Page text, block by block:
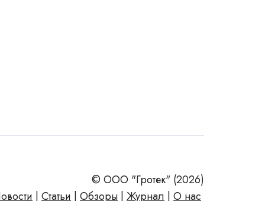
© ООО "Гротек" (2026)
Статьи Обзоры Журнал О нас